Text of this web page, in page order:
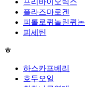
플라즈마로겐
피롤로퀴놀린퀴논
피세틴
ㅎ
하스카프베리
호두오일